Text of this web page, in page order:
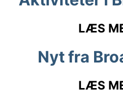
LÆS
Nyt fra
LÆS